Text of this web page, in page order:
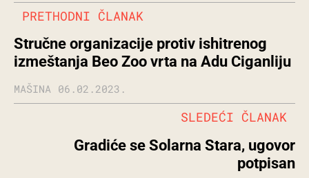
PRETHODNI ČLANAK
Stručne organizacije protiv ishitrenog
izmeštanja Beo Zoo vrta na Adu Ciganliju
MAŠINA 06.02.2023.
Gradiće se Solarna Stara, ugovor
potpisan
SLEDEĆI ČLANAK